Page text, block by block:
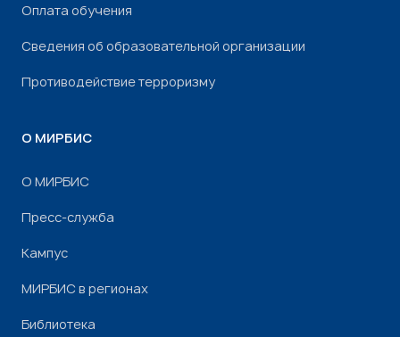
Оплата обучения
Сведения об образовательной организации
Противодействие терроризму
О МИРБИС
О МИРБИС
Пресс-служба
Кампус
МИРБИС в регионах
Библиотека